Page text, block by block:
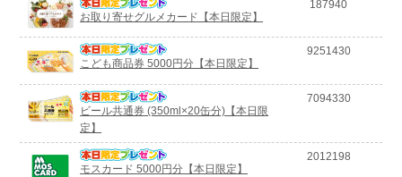
お取り寄せグルメカード【本日限定】
187940
こども商品券 5000円分【本日限定】
9251430
ビール共通券 (350ml×20缶分)【本日限
定】
7094330
モスカード 5000円分【本日限定】
2012198